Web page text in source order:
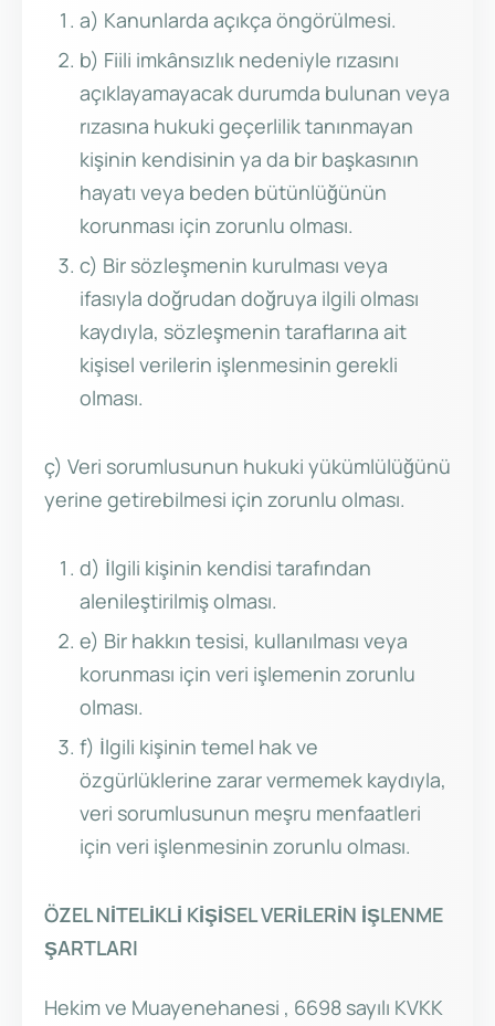
a) Kanunlarda açıkça öngörülmesi.
b) Fiili imkânsızlık nedeniyle rızasını
açıklayamayacak durumda bulunan veya
rızasına hukuki geçerlilik tanınmayan
kişinin kendisinin ya da bir başkasının
hayatı veya beden bütünlüğünün
korunması için zorunlu olması.
c) Bir sözleşmenin kurulması veya
ifasıyla doğrudan doğruya ilgili olması
kaydıyla, sözleşmenin taraflarına ait
kişisel verilerin işlenmesinin gerekli
olması.
ç) Veri sorumlusunun hukuki yükümlülüğünü
yerine getirebilmesi için zorunlu olması.
d) İlgili kişinin kendisi tarafından
alenileştirilmiş olması.
e) Bir hakkın tesisi, kullanılması veya
korunması için veri işlemenin zorunlu
olması.
f) İlgili kişinin temel hak ve
özgürlüklerine zarar vermemek kaydıyla,
veri sorumlusunun meşru menfaatleri
için veri işlenmesinin zorunlu olması.
ÖZEL NİTELİKLİ KİŞİSEL VERİLERİN İŞLENME
ŞARTLARI
Hekim ve Muayenehanesi , 6698 sayılı KVKK